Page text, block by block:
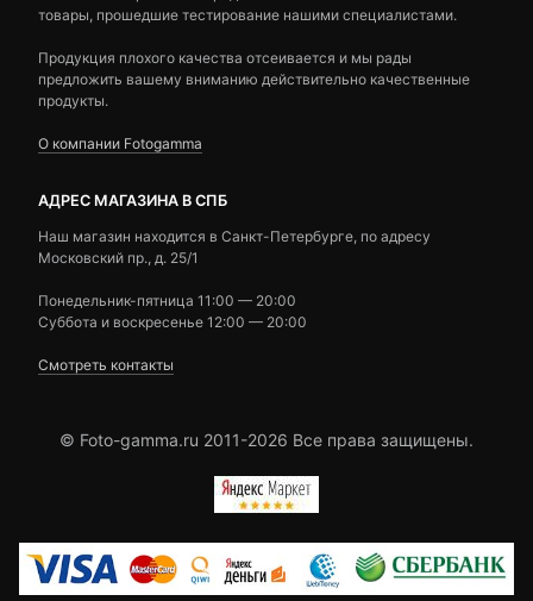
товары, прошедшие тестирование нашими специалистами.
Продукция плохого качества отсеивается и мы рады
предложить вашему вниманию действительно качественные
продукты.
О компании Fotogamma
АДРЕС МАГАЗИНА В СПБ
Наш магазин находится в Санкт-Петербурге, по адресу
Московский пр., д. 25/1
Понедельник-пятница 11:00 — 20:00
Суббота и воскресенье 12:00 — 20:00
Смотреть контакты
© Foto-gamma.ru 2011-2026 Все права защищены.